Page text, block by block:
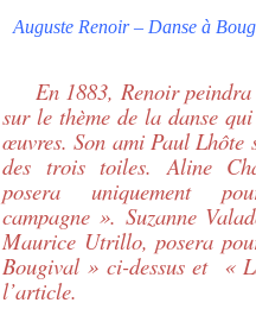
Auguste Renoir – Danse à
En 1883, Renoir peindra
sur le thème de la danse
œuvres. Son ami Paul Lhôte
des trois toiles. Aline
posera
campagne ».Suzanne
Maurice Utrillo, posera
Bougival » ci-dessus et «
l’article.